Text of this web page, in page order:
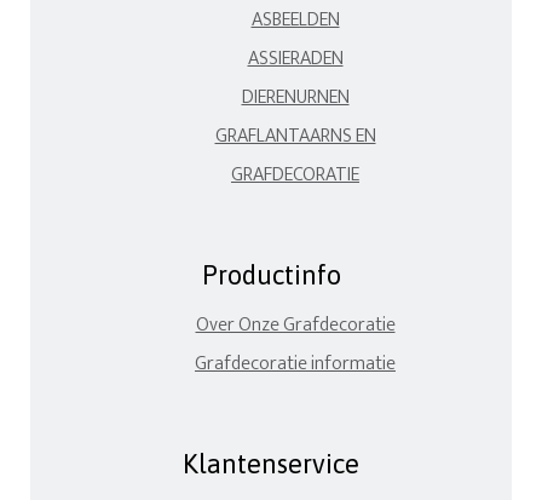
ASBEELDEN
ASSIERADEN
DIERENURNEN
GRAFLANTAARNS EN
GRAFDECORATIE
Productinfo
Over Onze Grafdecoratie
Grafdecoratie informatie
Klantenservice